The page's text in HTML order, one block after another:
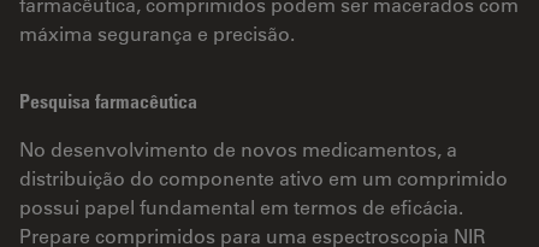
máxima segurança e precisão.
Pesquisa farmacêutica
No desenvolvimento de novos medicamentos, a
distribuição do componente ativo em um comprimido
possui papel fundamental em termos de eficácia.
Prepare comprimidos para uma espectroscopia NIR